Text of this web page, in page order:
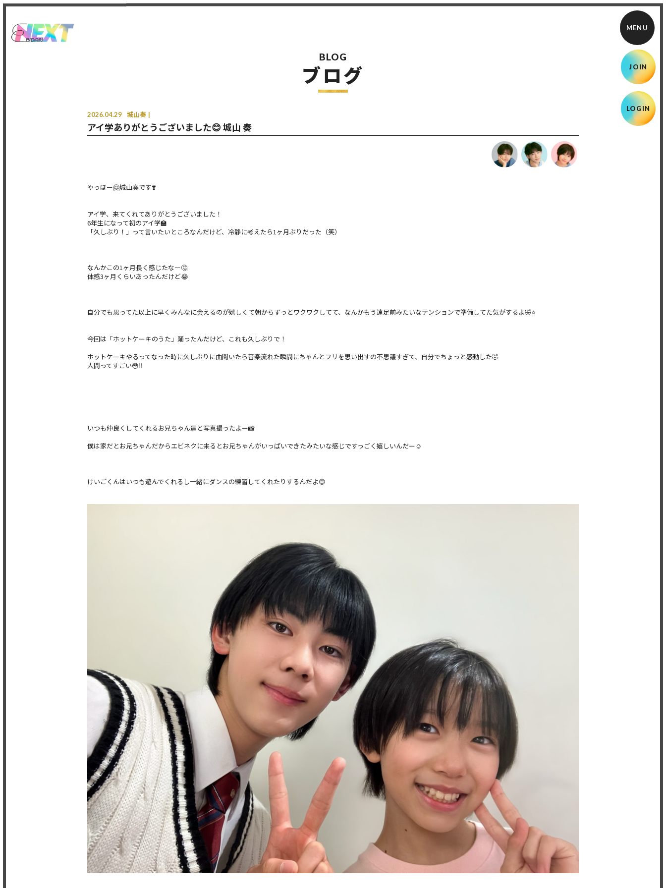
JOIN
LOGIN
BLOG
ブログ
2026.04.29 城山奏
アイ学ありがとうございました😊 城山 奏
やっほー🤗城山奏です❣️
アイ学、来てくれてありがとうございました！
6年生になって初のアイ学🏫
「久しぶり！」って言いたいところなんだけど、冷静に考えたら1ヶ月ぶりだった（笑）
なんかこの1ヶ月長く感じたなー🤔
体感3ヶ月くらいあったんだけど😂
自分でも思ってた以上に早くみんなに会えるのが嬉しくて朝からずっとワクワクしてて、なんかもう遠足前みたいなテンションで準備してた気がするよ🤣⭐️
今回は「ホットケーキのうた」踊ったんだけど、これも久しぶりで！
ホットケーキやるってなった時に久しぶりに曲聞いたら音楽流れた瞬間にちゃんとフリを思い出すの不思議すぎて、自分でちょっと感動した🤣
人間ってすごい😳‼️
いつも仲良くしてくれるお兄ちゃん達と写真撮ったよー📸
僕は家だとお兄ちゃんだからエビネクに来るとお兄ちゃんがいっぱいできたみたいな感じですっごく嬉しいんだー☺️
けいごくんはいつも遊んでくれるし一緒にダンスの練習してくれたりするんだよ😊